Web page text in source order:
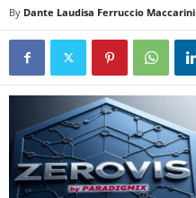
By Dante Laudisa Ferruccio Maccarini